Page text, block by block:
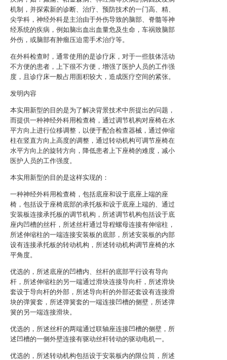
机制，并探索新的诊断、治疗、预防技术的一门高、精、
尖学科，神经外科是主治由于外伤导致的脑部、脊髓等神
经系统的疾病，例如脑出血出血量危及生命，车祸致脑部
外伤，或脑部有肿瘤压迫需手术治疗等。
在外科检查时，通常使用的是诊疗床，对于一些肢体活动
不方便的患者，上下很不方便，增强了医护人员的工作强
度，且诊疗床一般占用面积较大，造成医疗空间的紧张。
发明内容
本实用新型的目的是为了解决背景技术中所提出的问题，
而提供一种神经外科用检查椅，通过调节机构对座椅在水
平方向上进行位移调整，以便于配合检查器械，通过伸缩
柱在竖直方向上高度的调整，通过转动机构可调节座椅在
水平方向上的旋转方向，降低患者上下座椅的难度，减小
医护人员的工作强度。
本实用新型的目的是这样实现的：
一种神经外科用检查椅，包括底座和设于底座上端的座
椅，包括设于座椅底部的承托板和设于底座上端的、通过
安装板连接承托板的调节机构，所述调节机构包括设于底
座内凹槽的丝杆，所述丝杆通过导程螺母连接有伸缩柱，
所述伸缩柱的一端连接安装板的底部，所述安装板的内部
设有连接承托板的转动机构，所述转动机构调节座椅的水
平角度。
优选的，所述底座的凹槽内、丝杆的底部平行设有导向
杆，所述伸缩柱的另一端通过滑块连接导向杆，所述滑块
套设于导向杆的外部，所述导向杆的外部还套设有连接滑
块的弹簧套，所述弹簧套的一端连接凹槽的侧壁，所述弹
簧的另一端连接滑块。
优选的，所述丝杆的两端通过联轴座连接凹槽的侧壁，所
述凹槽的一侧外壁连接有驱动丝杆转动的驱动电机一。
优选的，所述转动机构包括设于安装板内的限位筒，所述